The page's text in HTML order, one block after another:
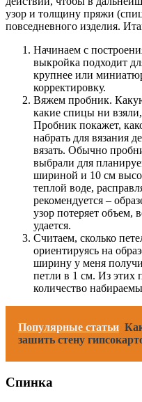
узор и толщину пряжи
повседневного изделия.
Начинаем с
выкройка подходит
крупнее или
корректировку.
Вяжем пробник.
какие спицы ни
Пробник покажет,
набрать для вязания
вязать. Обычно
выбрали для
шириной и 10 см
теплой воде,
рекомендуется –
узор потеряет объем,
удается.
Считаем, сколько
ориентируясь на
ширину у меня
петли в 1 см. Из этих
количество
Популярные статьи
зашить стену
Спинка